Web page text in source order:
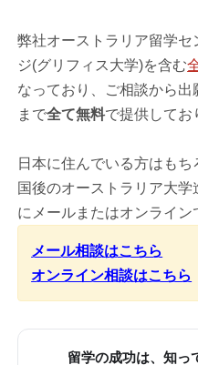
弊社オーストラリア留学
ジ(グリフィス大学)を含む
なっており、ご相談から出
まで全て無料で提供してお
日本に住んでいる方はも
国後のオーストラリア大
にメールまたはオンライン
メール相談はこちら
オンライン相談はこちら
留学の成功は、知っ